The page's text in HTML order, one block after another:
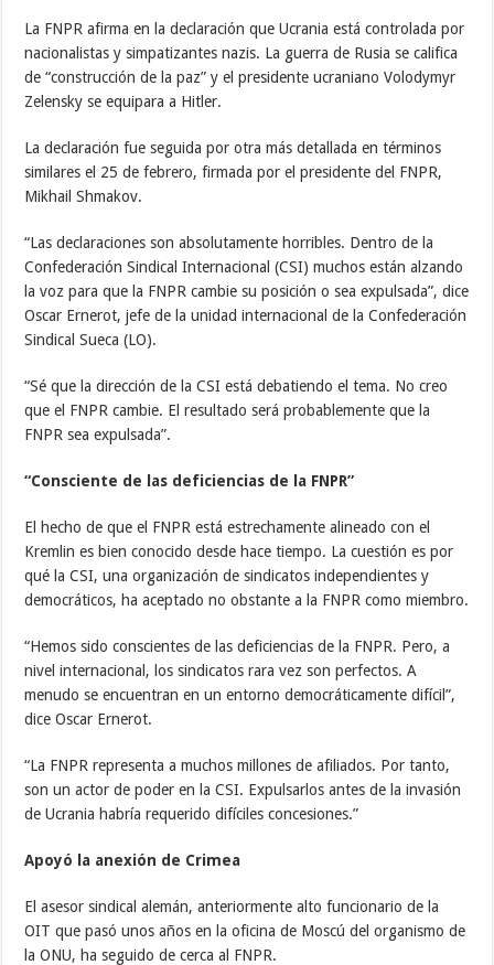
La FNPR afirma en la declaración que Ucrania está controlada por
nacionalistas y simpatizantes nazis. La guerra de Rusia se califica
de “construcción de la paz” y el presidente ucraniano Volodymyr
Zelensky se equipara a Hitler.
La declaración fue seguida por otra más detallada en términos
similares el 25 de febrero, firmada por el presidente del FNPR,
Mikhail Shmakov.
“Las declaraciones son absolutamente horribles. Dentro de la
Confederación Sindical Internacional (CSI) muchos están alzando
la voz para que la FNPR cambie su posición o sea expulsada”, dice
Oscar Ernerot, jefe de la unidad internacional de la Confederación
Sindical Sueca (LO).
“Sé que la dirección de la CSI está debatiendo el tema. No creo
que el FNPR cambie. El resultado será probablemente que la
FNPR sea expulsada”.
“Consciente de las deficiencias de la FNPR”
El hecho de que el FNPR está estrechamente alineado con el
Kremlin es bien conocido desde hace tiempo. La cuestión es por
qué la CSI, una organización de sindicatos independientes y
democráticos, ha aceptado no obstante a la FNPR como miembro.
“Hemos sido conscientes de las deficiencias de la FNPR. Pero, a
nivel internacional, los sindicatos rara vez son perfectos. A
menudo se encuentran en un entorno democráticamente difícil”,
dice Oscar Ernerot.
“La FNPR representa a muchos millones de afiliados. Por tanto,
son un actor de poder en la CSI. Expulsarlos antes de la invasión
de Ucrania habría requerido difíciles concesiones.”
Apoyó la anexión de Crimea
El asesor sindical alemán, anteriormente alto funcionario de la
OIT que pasó unos años en la oficina de Moscú del organismo de
la ONU, ha seguido de cerca al FNPR.